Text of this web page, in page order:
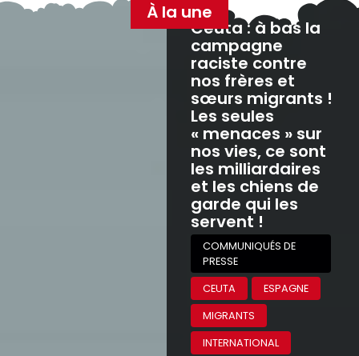
À la une
Ceuta : à bas la
campagne
raciste contre
nos frères et
sœurs migrants !
Les seules
« menaces » sur
nos vies, ce sont
les milliardaires
et les chiens de
garde qui les
servent !
COMMUNIQUÉS DE
PRESSE
CEUTA
ESPAGNE
MIGRANTS
INTERNATIONAL